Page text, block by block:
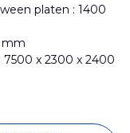
platen : 1400
mm
x 2300 x 2400